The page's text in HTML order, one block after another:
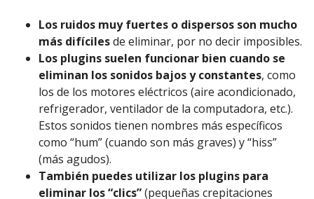
Los ruidos muy fuertes o dispersos son mucho
más difícilesde eliminar, por no decir imposibles.
Los plugins suelen funcionar bien cuando se
eliminan los sonidos bajos y constantes, como
los de los motores eléctricos (aire acondicionado,
refrigerador, ventilador de la computadora, etc.).
Estos sonidos tienen nombres más específicos
como “hum” (cuando son más graves) y “hiss”
(más agudos).
También puedes utilizar los plugins para
eliminar los “clics”(pequeñas crepitaciones